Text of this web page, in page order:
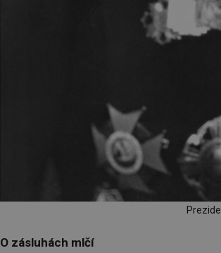
O zásluhách mlčí